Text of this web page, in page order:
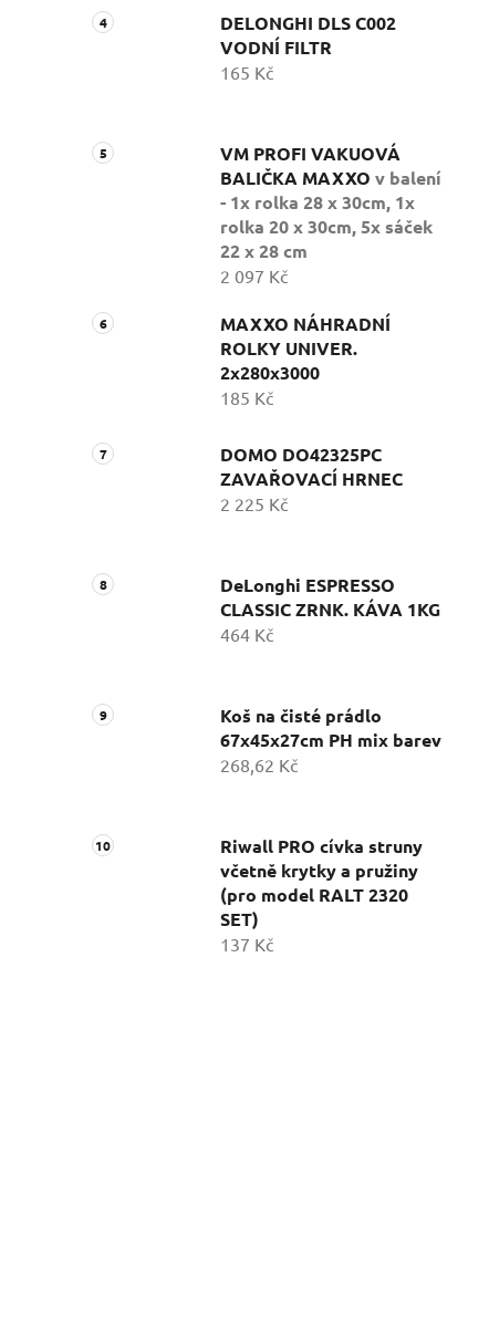
DELONGHI DLS C002
VODNÍ FILTR
165 Kč
VM PROFI VAKUOVÁ
BALIČKA MAXXO v balení
- 1x rolka 28 x 30cm, 1x
rolka 20 x 30cm, 5x sáček
22 x 28 cm
2 097 Kč
MAXXO NÁHRADNÍ
ROLKY UNIVER.
2x280x3000
185 Kč
DOMO DO42325PC
ZAVAŘOVACÍ HRNEC
2 225 Kč
DeLonghi ESPRESSO
CLASSIC ZRNK. KÁVA 1KG
464 Kč
Koš na čisté prádlo
67x45x27cm PH mix barev
268,62 Kč
Riwall PRO cívka struny
včetně krytky a pružiny
(pro model RALT 2320
SET)
137 Kč